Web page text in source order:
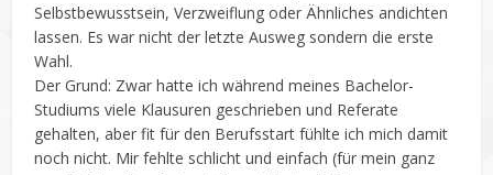
Selbstbewusstsein, Verzweiflung oder Ähnliches andichten
lassen. Es war nicht der letzte Ausweg sondern die erste
Wahl.
Der Grund: Zwar hatte ich während meines Bachelor-
Studiums viele Klausuren geschrieben und Referate
gehalten, aber fit für den Berufsstart fühlte ich mich damit
noch nicht. Mir fehlte schlicht und einfach (für mein ganz